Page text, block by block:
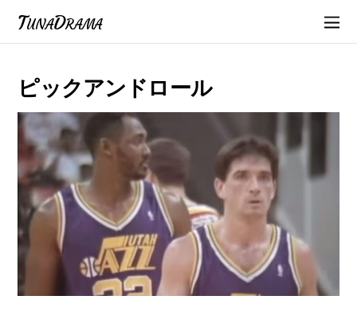
TunaDrama
ピックアンドロール